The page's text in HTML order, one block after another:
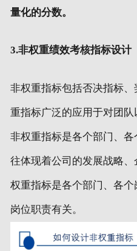
量化的分数。
3.非权重绩效考核指标设计
非权重指标包括否决指标
重指标广泛的应用于对团
非权重指标是各个部门、
往体现着公司的发展战略
权重指标是各个部门、各
岗位职责有关。